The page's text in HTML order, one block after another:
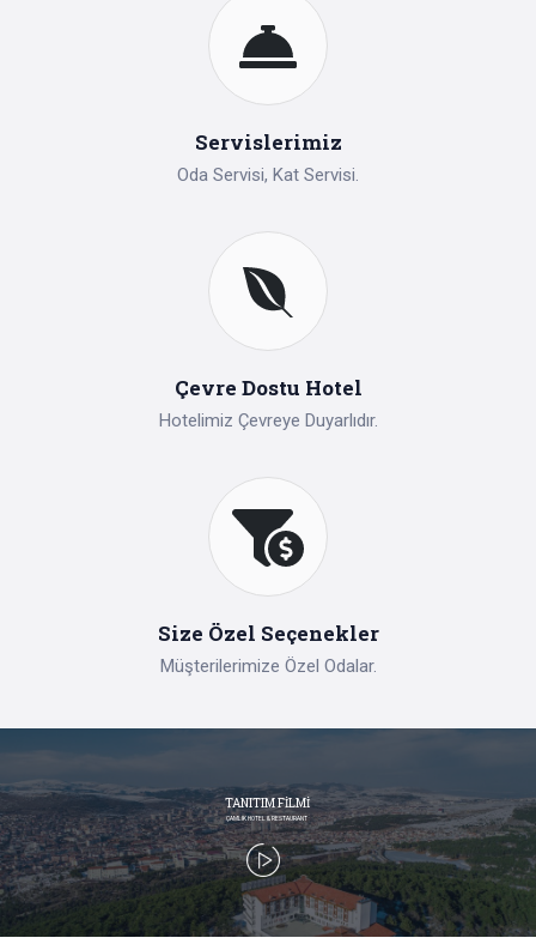
Servislerimiz
Oda Servisi, Kat Servisi.
Çevre Dostu Hotel
Hotelimiz Çevreye Duyarlıdır.
Size Özel Seçenekler
Müşterilerimize Özel Odalar.
TANITIM FİLMİ
ÇAMLIK HOTEL & RESTAURANT